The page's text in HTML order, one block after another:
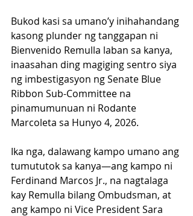
Bukod kasi sa umano’y inihahandang
kasong plunder ng tanggapan ni
Bienvenido Remulla laban sa kanya,
inaasahan ding magiging sentro siya
ng imbestigasyon ng Senate Blue
Ribbon Sub-Committee na
pinamumunuan ni Rodante
Marcoleta sa Hunyo 4, 2026.
Ika nga, dalawang kampo umano ang
tumututok sa kanya—ang kampo ni
Ferdinand Marcos Jr., na nagtalaga
kay Remulla bilang Ombudsman, at
ang kampo ni Vice President Sara